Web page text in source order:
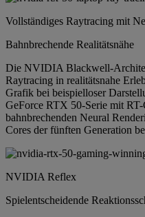
Vollständiges Raytracing mit
Bahnbrechende Realitätsnähe
Die NVIDIA Blackwell-
Raytracing in realitätsnahe
Grafik bei beispielloser
GeForce RTX 50-Serie mit
bahnbrechenden Neural
Cores der fünften Generation
NVIDIA Reflex
Spielentscheidende